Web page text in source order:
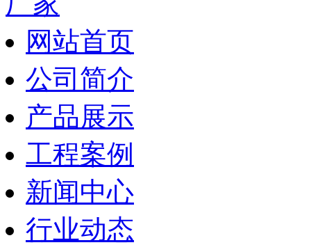
网站首页
公司简介
产品展示
工程案例
新闻中心
行业动态